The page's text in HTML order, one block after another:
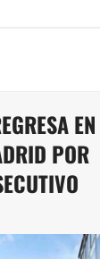
EN
POR